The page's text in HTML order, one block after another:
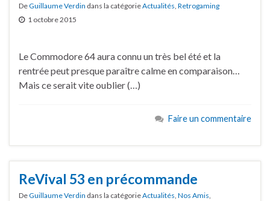
DeGuillaume Verdin dans la catégorieActualités Retrogaming
1 octobre 2015
Le Commodore 64 aura connu un très bel été et la
rentrée peut presque paraître calme en comparaison…
Mais ce serait vite oublier (…)
Faire un commentaire
ReVival 53 en précommande
DeGuillaume Verdin dans la catégorieActualités, Nos Amis,